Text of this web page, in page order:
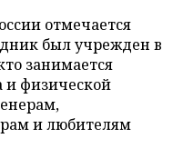
отмечается
был учрежден в
занимается
и физической
и любителям